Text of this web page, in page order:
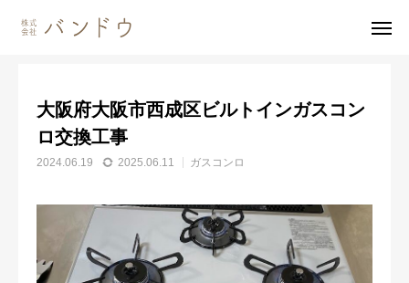
施工事例 ガスコンロ 大阪府大阪市西成区ビルトインガスコンロ交換工事
大阪府大阪市西成区ビルトインガスコン
ロ交換工事
2024.06.19 2025.06.11 ガスコンロ
無料見積・ お問い合わせ
施工風景
事業内容
会社案内